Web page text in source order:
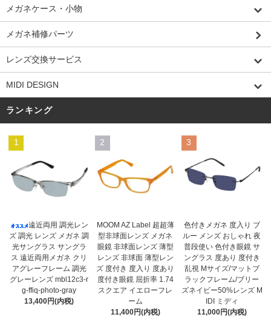
メガネケース・小物
メガネ補修パーツ
レンズ交換サービス
MIDI DESIGN
ランキング
1
遠近両用 調光レン
ズ 調光 レンズ メガネ 調
光サングラス サングラ
ス 遠近両用メガネ クリ
アグレーフレーム 調光
グレーレンズ mbl12c3-r
g-ffiq-photo-gray
13,400円(内税)
2
MOOM AZ Label 超超薄
型非球面レンズ メガネ
眼鏡 非球面レンズ 薄型
レンズ 非球面 薄型レン
ズ 度付き 度入り 度あり
度付き眼鏡 屈折率 1.74
スクエア イエローフレ
ーム
11,400円(内税)
3
色付きメガネ 度入り ブ
ルー メンズ おしゃれ 夜
普段使い 色付き眼鏡 サ
ングラス 度あり 度付き
乱視 Mサイズ/マットブ
ラックフレーム/ブリー
ズネイビー50%レンズ M
IDI ミディ
11,000円(内税)